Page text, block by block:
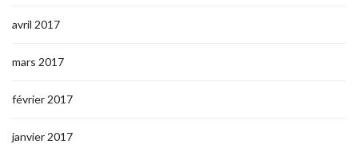
avril 2017
mars 2017
février 2017
janvier 2017